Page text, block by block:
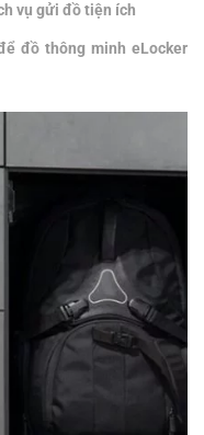
vụ gửi đồ tiện ích
đồ thông minh eLocker